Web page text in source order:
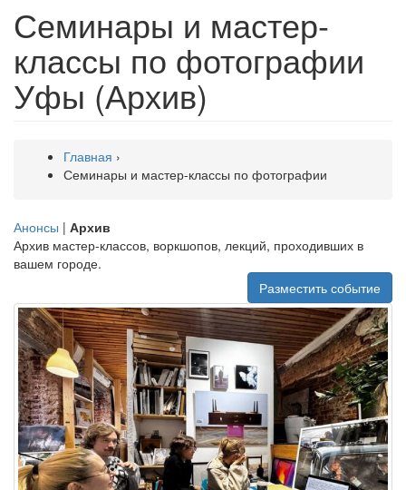
Семинары и мастер-
классы по фотографии
Уфы (Архив)
Главная ›
Семинары и мастер-классы по фотографии
Анонсы | Архив
Архив мастер-классов, воркшопов, лекций, проходивших в
вашем городе.
Разместить событие